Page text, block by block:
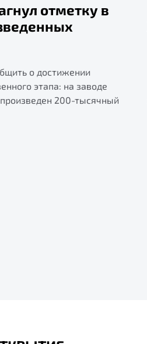
отметку в
о достижении
этапа: на заводе
200-тысячный